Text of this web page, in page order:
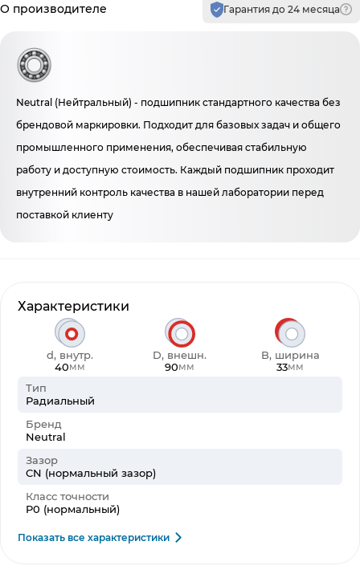
Характеристики
d, внутр.
40мм
D, внешн.
90мм
B, ширина
33мм
Тип
Радиальный
Бренд
Neutral
Зазор
CN (нормальный зазор)
Класс точности
P0 (нормальный)
Показать все характеристики
О производителе
Гарантия до 24 месяца
Neutral (Нейтральный) - подшипник стандартного качества без
брендовой маркировки. Подходит для базовых задач и общего
промышленного применения, обеспечивая стабильную
работу и доступную стоимость. Каждый подшипник проходит
внутренний контроль качества в нашей лаборатории перед
поставкой клиенту